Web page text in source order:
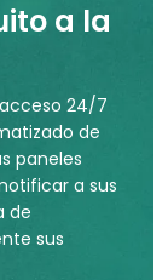
a la
24/7
de
paneles
a sus
de
sus